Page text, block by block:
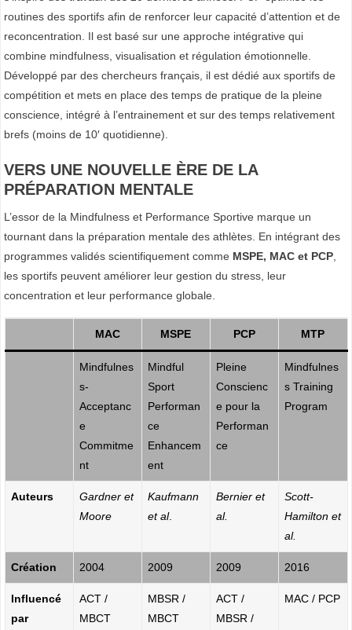
routines des sportifs afin de renforcer leur capacité d’attention et de
reconcentration. Il est basé sur une approche intégrative qui
combine mindfulness, visualisation et régulation émotionnelle.
Développé par des chercheurs français, il est dédié aux sportifs de
compétition et mets en place des temps de pratique de la pleine
conscience, intégré à l’entrainement et sur des temps relativement
brefs (moins de 10′ quotidienne).
VERS UNE NOUVELLE ÈRE DE LA
PRÉPARATION MENTALE
L’essor de la Mindfulness et Performance Sportive marque un
tournant dans la préparation mentale des athlètes. En intégrant des
programmes validés scientifiquement comme MSPE, MAC et PCP
les sportifs peuvent améliorer leur gestion du stress, leur
concentration et leur performance globale.
MAC MSPE PCP MTP
Mindfulnes
s-
Acceptanc
e
Commitme
nt
Mindful
Sport
Performan
ce
Enhancem
ent
Pleine
Conscienc
e pour la
Performan
ce
Mindfulnes
s Training
Program
Auteurs
Gardner et
Moore
Kaufmann
et al.
Bernier et
al.
Scott-
Hamilton et
al.
Création 2004 2009 2009 2016
Influencé
par
ACT /
MBCT
MBSR /
MBCT
ACT /
MBSR /
MAC / PCP